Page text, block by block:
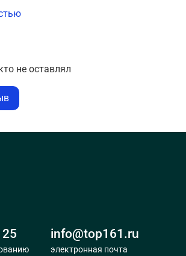
выбором для использования
Напряжение сети составляет
компактный размер позволяет
не оставлял
info@top161.ru
электронная почта